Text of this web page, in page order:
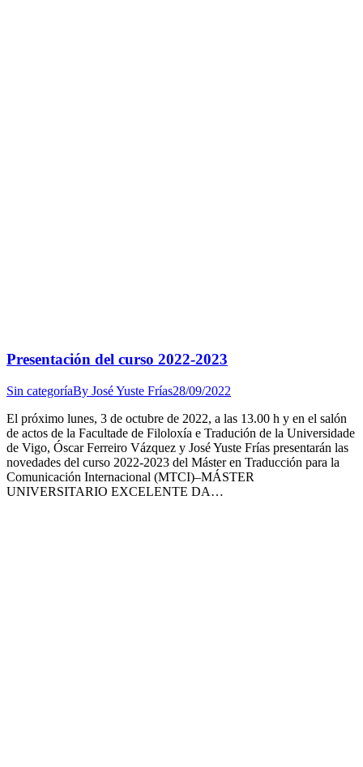
Presentación del curso 2022-2023
Sin categoríaBy José Yuste Frías28/09/2022
El próximo lunes, 3 de octubre de 2022, a las 13.00 h y en el salón
de actos de la Facultade de Filoloxía e Tradución de la Universidade
de Vigo, Óscar Ferreiro Vázquez y José Yuste Frías presentarán las
novedades del curso 2022-2023 del Máster en Traducción para la
Comunicación Internacional (MTCI)–MÁSTER
UNIVERSITARIO EXCELENTE DA…